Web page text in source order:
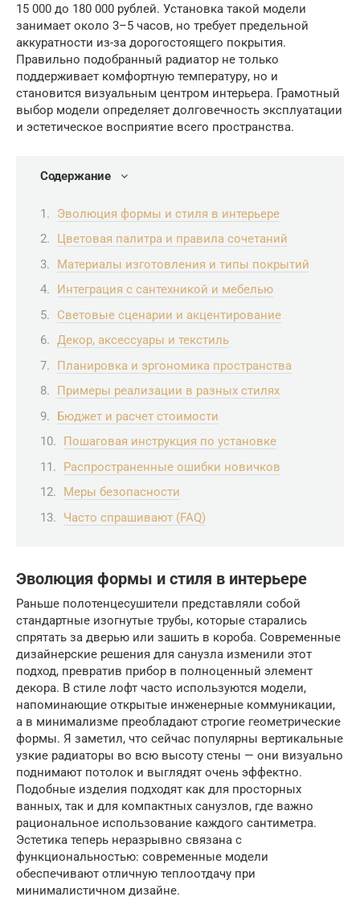
15 000 до 180 000 рублей. Установка такой модели
занимает около 3–5 часов, но требует предельной
аккуратности из-за дорогостоящего покрытия.
Правильно подобранный радиатор не только
поддерживает комфортную температуру, но и
становится визуальным центром интерьера. Грамотный
выбор модели определяет долговечность эксплуатации
и эстетическое восприятие всего пространства.
Содержание
Эволюция формы и стиля в интерьере
Цветовая палитра и правила сочетаний
Материалы изготовления и типы покрытий
Интеграция с сантехникой и мебелью
Световые сценарии и акцентирование
Декор, аксессуары и текстиль
Планировка и эргономика пространства
Примеры реализации в разных стилях
Бюджет и расчет стоимости
Пошаговая инструкция по установке
Распространенные ошибки новичков
Меры безопасности
Часто спрашивают (FAQ)
Эволюция формы и стиля в интерьере
Раньше полотенцесушители представляли собой
стандартные изогнутые трубы, которые старались
спрятать за дверью или зашить в короба. Современные
дизайнерские решения для санузла изменили этот
подход, превратив прибор в полноценный элемент
декора. В стиле лофт часто используются модели,
напоминающие открытые инженерные коммуникации,
а в минимализме преобладают строгие геометрические
формы. Я заметил, что сейчас популярны вертикальные
узкие радиаторы во всю высоту стены — они визуально
поднимают потолок и выглядят очень эффектно.
Подобные изделия подходят как для просторных
ванных, так и для компактных санузлов, где важно
рациональное использование каждого сантиметра.
Эстетика теперь неразрывно связана с
функциональностью: современные модели
обеспечивают отличную теплоотдачу при
минималистичном дизайне.